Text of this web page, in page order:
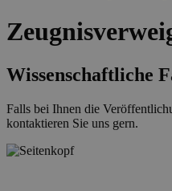
Wissenschaftliche
Falls bei Ihnen die
kontaktieren Sie uns gern.